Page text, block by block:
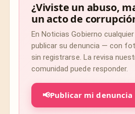
¿Viviste un abuso,
un acto de
En Noticias Gobierno
publicar su denuncia — con
sin registrarse. La revisa
comunidad puede responder.
📢Publicar mi denuncia